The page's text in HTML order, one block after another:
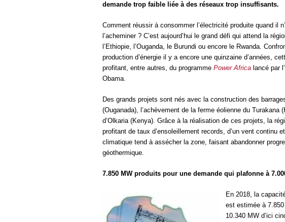
demande trop faible liée à des réseaux trop insuffisants.
Comment réussir à consommer l’électricité produite quand il
l’acheminer ? C’est aujourd’hui le grand défi qui attend la
l’Ethiopie, l’Ouganda, le Burundi ou encore le Rwanda.
production d’énergie il y a encore une quinzaine d’années,
profitant, entre autres, du programme Power Africa lancé par
Obama.
Des grands projets sont nés avec la construction des
(Ouganada), l’achèvement de la ferme éolienne du Turakana
d’Olkaria (Kenya). Grâce à la réalisation de ces projets, la
profitant de taux d’ensoleillement records, d’un vent continu
climatique tend à assécher la zone, faisant abandonner
géothermique.
7.850 MW produits pour une demande qui plafonne à
En 2018, la
est estimée à 7.850
10.340 MW d’ici